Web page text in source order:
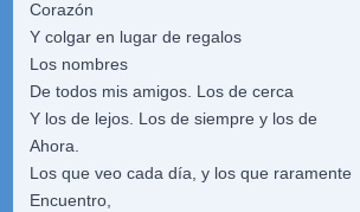
Corazón
Y colgar en lugar de regalos
Los nombres
De todos mis amigos. Los de cerca
Y los de lejos. Los de siempre y los de
Ahora.
Los que veo cada día, y los que raramente
Encuentro,